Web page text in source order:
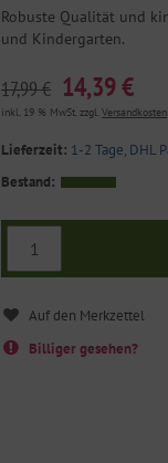
Robuste Qualität und
und Kindergarten.
17,99 € 14,39 €
inkl. 19 % MwSt. zzgl.Versandkosten
Lieferzeit: 1-2 Tage, DHL
Bestand:
Billiger gesehen?